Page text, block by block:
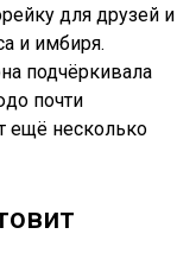
для друзей и
и имбиря.
подчёркивала
почти
ещё несколько